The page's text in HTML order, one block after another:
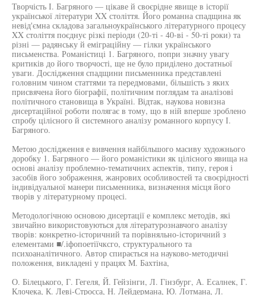
Творчість І. Багряного — цікаве й своєрідне явище в історії
української літератури XX століття. Його романна спадщина як
невід'ємна складова загальноукраїнського літературного процесу
XX століття поєднує різкі періоди (20-ті - 40-ві - 50-ті роки) та
різні — радянську й еміграційну — гілки українського
письменства. Романістиці 1. Багряного, попри значну увагу
критиків до його творчості, ще не було приділено достатньої
уваги. Дослідження спадщини письменника представлені
головним чином статтями та передмовами, більшість з яких
присвячена його біографії, політичним поглядам та аналізові
політичного становища в Україні. Відтак, наукова новизна
дисертаційної роботи полягає в тому, що в ній вперше зроблено
спробу цілісного й системного аналізу романного корпусу І.
Багряного.
Метою дослідження е вивчення найбільшого масиву художнього
доробку 1. Багряного — його романістики як цілісного явища на
основі аналізу проблемно-тематичних аспектів, типу, героя і
засобів його зображення, жанрових особливостей та своєрідності
індивідуальної манери письменника, визначення місця його
творів у літературному процесі.
Методологічною основою дисертації е комплекс методів, які
звичайно використовуються для літературознавчого аналізу
творів: конкретно-історичний та порівняльно-історичний з
елементами ■/.іфопоетіїчксго, структурального та
психоаналітичного. Автор спирається на науково-методичні
положення, викладені у працях М. Бахтіна,
О. Білецького, Г. Гегеля, Й. Гейзінги, Л. Гінзбург, А. Есалнек, Г.
Клочека, К. Леві-Стросса, Н. Лейдермана, Ю. Лотмана, Л.